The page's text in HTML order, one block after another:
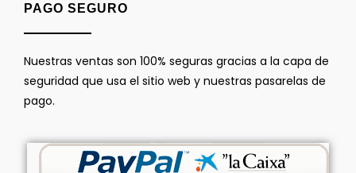
PAGO SEGURO
Nuestras ventas son 100% seguras gracias a la capa de
seguridad que usa el sitio web y nuestras pasarelas de
pago.